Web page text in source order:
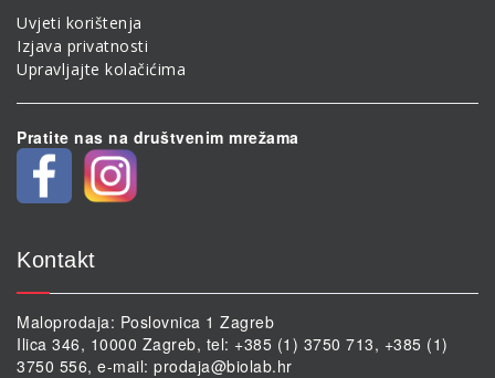
Uvjeti korištenja
Izjava privatnosti
Upravljajte kolačićima
Pratite nas na društvenim mrežama
Kontakt
Maloprodaja: Poslovnica 1 Zagreb
Ilica 346, 10000 Zagreb, tel: +385 (1) 3750 713, +385 (1)
3750 556, e-mail: prodaja@biolab.hr